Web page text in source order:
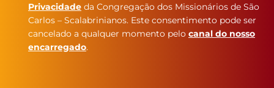
Privacidade da Congregação dos Missionários de São
Carlos – Scalabrinianos. Este consentimento pode ser
cancelado a qualquer momento pelo canal do nosso
encarregado.